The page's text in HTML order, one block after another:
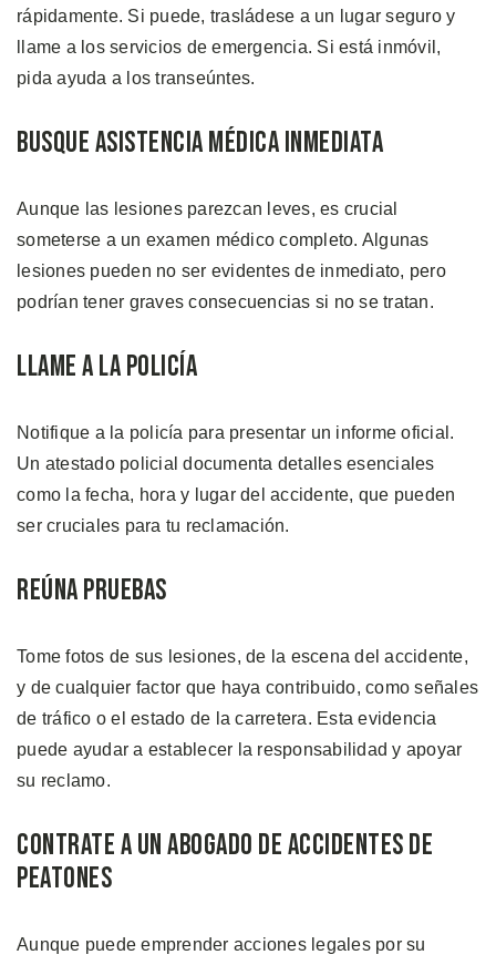
rápidamente. Si puede, trasládese a un lugar seguro y
llame a los servicios de emergencia. Si está inmóvil,
pida ayuda a los transeúntes.
Busque Asistencia Médica Inmediata
Aunque las lesiones parezcan leves, es crucial
someterse a un examen médico completo. Algunas
lesiones pueden no ser evidentes de inmediato, pero
podrían tener graves consecuencias si no se tratan.
Llame a la Policía
Notifique a la policía para presentar un informe oficial.
Un atestado policial documenta detalles esenciales
como la fecha, hora y lugar del accidente, que pueden
ser cruciales para tu reclamación.
Reúna Pruebas
Tome fotos de sus lesiones, de la escena del accidente,
y de cualquier factor que haya contribuido, como señales
de tráfico o el estado de la carretera. Esta evidencia
puede ayudar a establecer la responsabilidad y apoyar
su reclamo.
Contrate a un Abogado de Accidentes de
Peatones
Aunque puede emprender acciones legales por su